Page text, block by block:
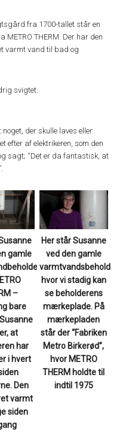
fra 1700-tallet står en
THERM. Der har den
varmt vand til bad og
svigtet.
der skulle laves eller
efter af elektrikeren, som den
sagt; “Det er da fantastisk, at
gamle
–
bare
at
har
i hvert
Den
varmt
siden
Her står Susanne
ved den gamle
varmtvandsbeholder,
hvor vi stadig kan
se beholderens
mærkeplade. På
mærkepladen
står der “Fabriken
Metro Birkerød”,
hvor METRO
THERM holdte til
indtil 1975